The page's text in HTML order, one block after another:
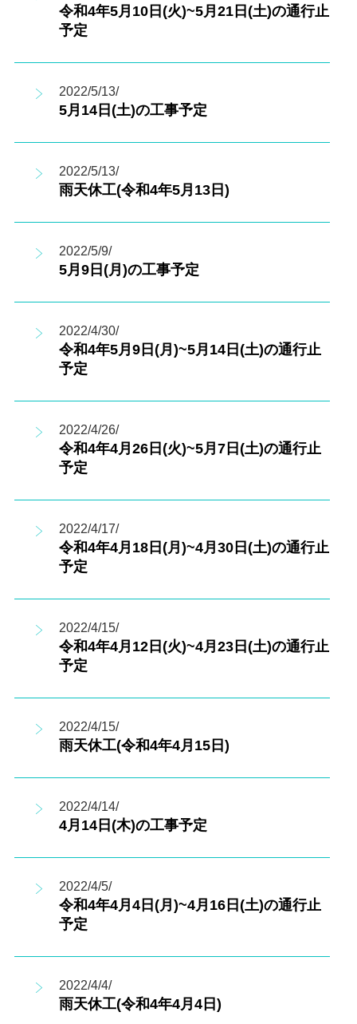
令和4年5月10日(火)~5月21日(土)の通行止
予定
2022/5/13/
5月14日(土)の工事予定
2022/5/13/
雨天休工(令和4年5月13日)
2022/5/9/
5月9日(月)の工事予定
2022/4/30/
令和4年5月9日(月)~5月14日(土)の通行止
予定
2022/4/26/
令和4年4月26日(火)~5月7日(土)の通行止
予定
2022/4/17/
令和4年4月18日(月)~4月30日(土)の通行止
予定
2022/4/15/
令和4年4月12日(火)~4月23日(土)の通行止
予定
2022/4/15/
雨天休工(令和4年4月15日)
2022/4/14/
4月14日(木)の工事予定
2022/4/5/
令和4年4月4日(月)~4月16日(土)の通行止
予定
2022/4/4/
雨天休工(令和4年4月4日)